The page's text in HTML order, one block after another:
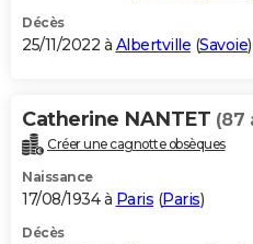
Décès
25/11/2022 à Albertville (Savoie)
Catherine NANTET (87
Créer une cagnotte obsèques
Naissance
17/08/1934 à Paris (Paris)
Décès